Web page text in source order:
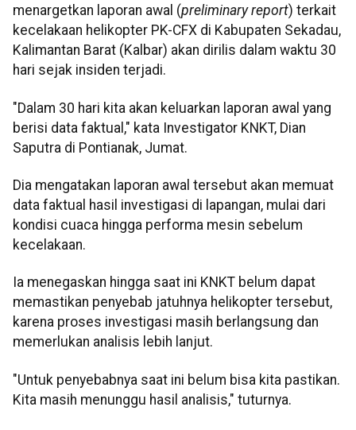
menargetkan laporan awal (preliminary report) terkait
kecelakaan helikopter PK-CFX di Kabupaten Sekadau,
Kalimantan Barat (Kalbar) akan dirilis dalam waktu 30
hari sejak insiden terjadi.
"Dalam 30 hari kita akan keluarkan laporan awal yang
berisi data faktual," kata Investigator KNKT, Dian
Saputra di Pontianak, Jumat.
Dia mengatakan laporan awal tersebut akan memuat
data faktual hasil investigasi di lapangan, mulai dari
kondisi cuaca hingga performa mesin sebelum
kecelakaan.
Ia menegaskan hingga saat ini KNKT belum dapat
memastikan penyebab jatuhnya helikopter tersebut,
karena proses investigasi masih berlangsung dan
memerlukan analisis lebih lanjut.
"Untuk penyebabnya saat ini belum bisa kita pastikan.
Kita masih menunggu hasil analisis," tuturnya.